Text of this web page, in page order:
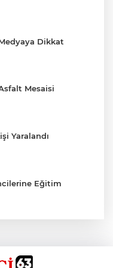
Dikkat
Mesaisi
Yaralandı
Eğitim